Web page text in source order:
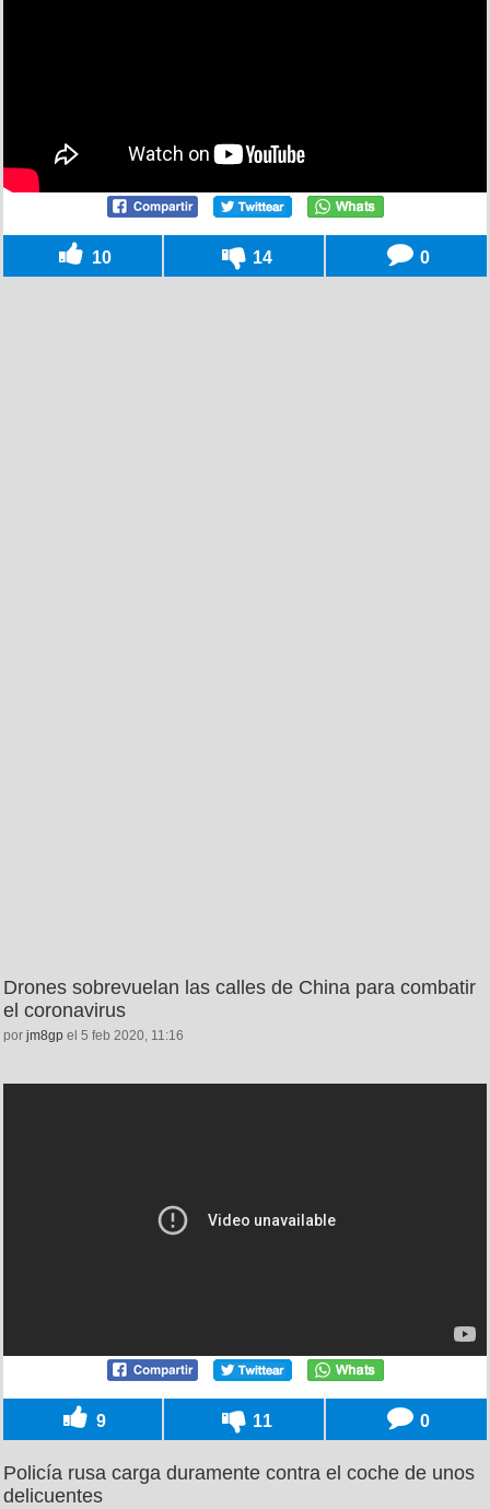
10 14 0
Drones sobrevuelan las calles de China para combatir
el coronavirus
por jm8gp el 5 feb 2020, 11:16
9 11 0
Policía rusa carga duramente contra el coche de unos
delicuentes